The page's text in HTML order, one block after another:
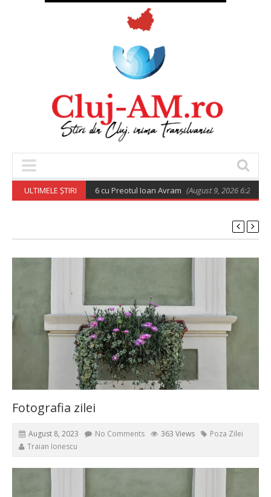
ULTIMELE ȘTIRI
din 9 august 2026 cu Preotul Ioan Avram (August 9, 2026 6:28 am)
Fotografia zilei
August 8, 2023 No Comments 363 Views
Poza Zilei
Traian Ionescu